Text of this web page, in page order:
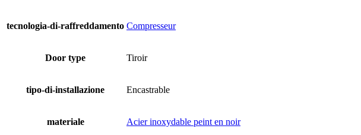
tecnologia-di-raffreddamento Compresseur
Door type Tiroir
tipo-di-installazione Encastrable
materiale Acier inoxydable peint en noir